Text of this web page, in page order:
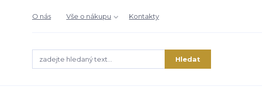
O nás Vše o nákupu Kontakty
Hledat